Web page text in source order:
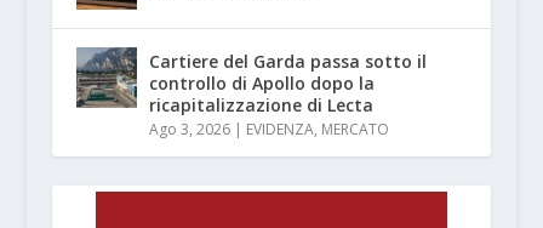
Cartiere del Garda passa sotto il
controllo di Apollo dopo la
ricapitalizzazione di Lecta
Ago 3, 2026| EVIDENZA, MERCATO